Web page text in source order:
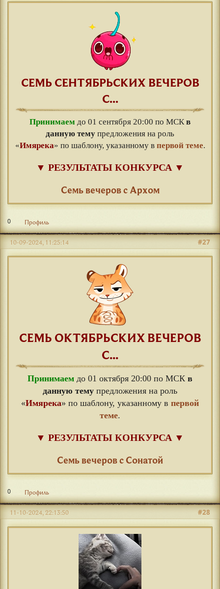
СЕМЬ СЕНТЯБРЬСКИХ ВЕЧЕРОВ
С...
Принимаем до 01 сентября 20:00 по МСКв
данную тему предложения на роль
«Имярека» по шаблону, указанному в первой теме.
▼ РЕЗУЛЬТАТЫ КОНКУРСА ▼
Семь вечеров с Архом
0 Профиль
#27
10-09-2024, 11:25:14
СЕМЬ ОКТЯБРЬСКИХ ВЕЧЕРОВ
С...
Принимаем до 01 октября 20:00 по МСК в
данную тему предложения на роль
«Имярека» по шаблону, указанному в первой
теме.
▼ РЕЗУЛЬТАТЫ КОНКУРСА ▼
Семь вечеров с Сонатой
0 Профиль
#28
11-10-2024, 22:13:50